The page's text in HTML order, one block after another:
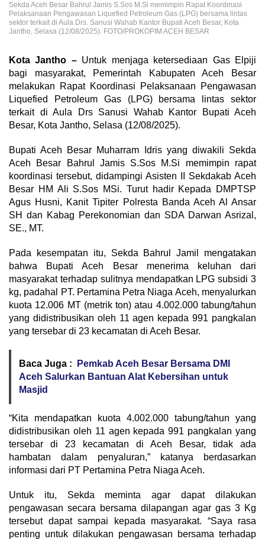
Sekda Aceh Besar Bahrul Jamis S.Sos M.Si memimpin Rapat Koordinasi
Pelaksanaan Pengawasan Liquefied Petroleum Gas (LPG) bersama lintas
sektor terkait di Aula Drs. Sanusi Wahab Kantor Bupati Aceh Besar, Kota
Jantho, Selasa (12/08/2025). FOTO/PROKOPIM ACEH BESAR
Kota Jantho –Untuk menjaga ketersediaan Gas Elpiji
bagi masyarakat, Pemerintah Kabupaten Aceh Besar
melakukan Rapat Koordinasi Pelaksanaan Pengawasan
Liquefied Petroleum Gas (LPG) bersama lintas sektor
terkait di Aula Drs Sanusi Wahab Kantor Bupati Aceh
Besar, Kota Jantho, Selasa (12/08/2025).
Bupati Aceh Besar Muharram Idris yang diwakili Sekda
Aceh Besar Bahrul Jamis S.Sos M.Si memimpin rapat
koordinasi tersebut, didampingi Asisten II Sekdakab Aceh
Besar HM Ali S.Sos MSi. Turut hadir Kepada DMPTSP
Agus Husni, Kanit Tipiter Polresta Banda Aceh Al Ansar
SH dan Kabag Perekonomian dan SDA Darwan Asrizal,
SE., MT.
Pada kesempatan itu, Sekda Bahrul Jamil mengatakan
bahwa Bupati Aceh Besar menerima keluhan dari
masyarakat terhadap sulitnya mendapatkan LPG subsidi 3
kg, padahal PT. Pertamina Petra Niaga Aceh, menyalurkan
kuota 12.006 MT (metrik ton) atau 4.002.000 tabung/tahun
yang didistribusikan oleh 11 agen kepada 991 pangkalan
yang tersebar di 23 kecamatan di Aceh Besar.
Baca Juga :
Pemkab Aceh Besar Bersama DMI
Aceh Salurkan Bantuan Alat Kebersihan untuk
Masjid
“Kita mendapatkan kuota 4.002.000 tabung/tahun yang
didistribusikan oleh 11 agen kepada 991 pangkalan yang
tersebar di 23 kecamatan di Aceh Besar, tidak ada
hambatan dalam penyaluran,” katanya berdasarkan
informasi dari PT Pertamina Petra Niaga Aceh.
Untuk itu, Sekda meminta agar dapat dilakukan
pengawasan secara bersama dilapangan agar gas 3 Kg
tersebut dapat sampai kepada masyarakat. “Saya rasa
penting untuk dilakukan pengawasan bersama terhadap